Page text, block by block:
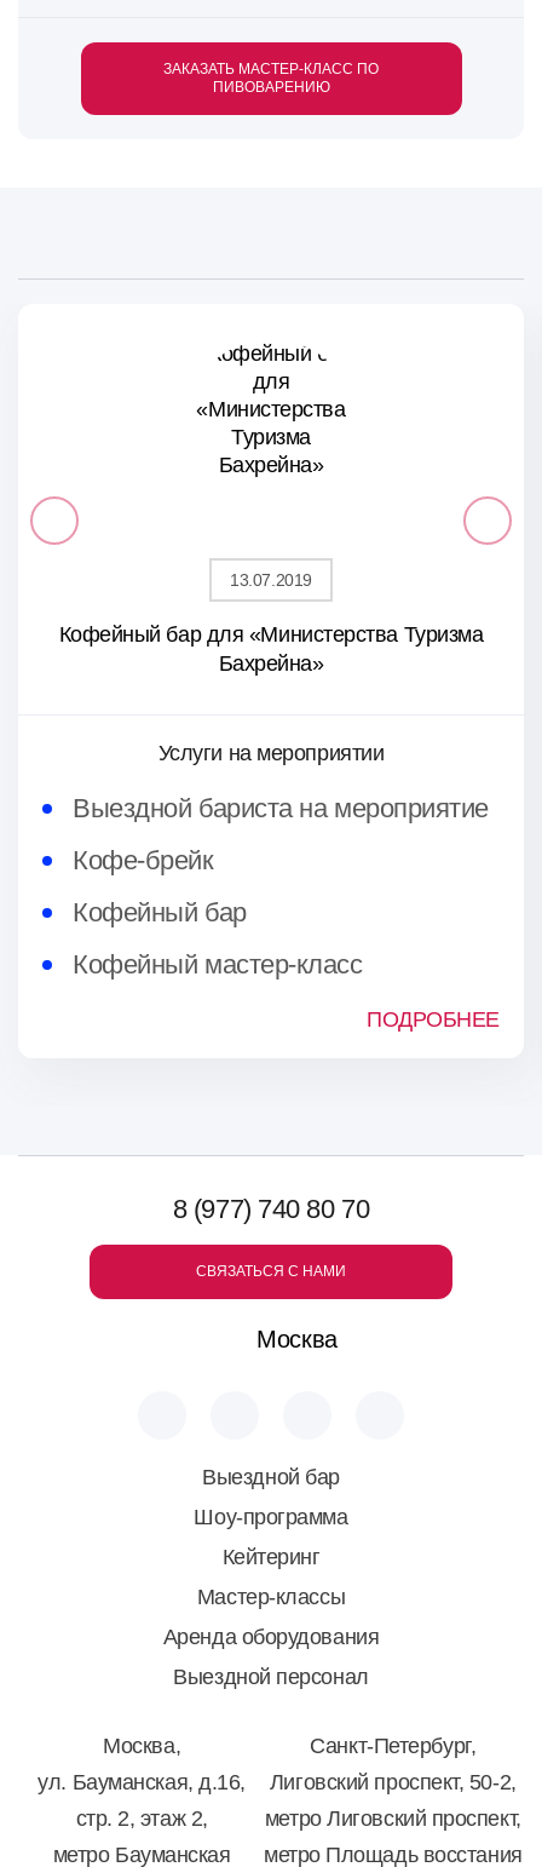
ЗАКАЗАТЬ МАСТЕР-КЛАСС ПО
ПИВОВАРЕНИЮ
13.07.2019
Кофейный бар для «Министерства Туризма
Бахрейна»
Услуги на мероприятии
Выездной бариста на мероприятие
Кофе-брейк
Кофейный бар
Кофейный мастер-класс
ПОДРОБНЕЕ
8 (977) 740 80 70
СВЯЗАТЬСЯ С НАМИ
Москва
Выездной бар
Шоу-программа
Кейтеринг
Мастер-классы
Аренда оборудования
Выездной персонал
Москва,
ул. Бауманская, д.16,
стр. 2, этаж 2,
метро Бауманская
Санкт-Петербург,
Лиговский проспект, 50-2,
метро Лиговский проспект,
метро Площадь восстания